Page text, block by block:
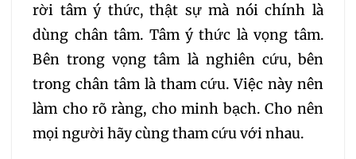
rời tâm ý thức, thật sự mà nói chính là
dùng chân tâm. Tâm ý thức là vọng tâm.
Bên trong vọng tâm là nghiên cứu, bên
trong chân tâm là tham cứu. Việc này nên
làm cho rõ ràng, cho minh bạch. Cho nên
mọi người hãy cùng tham cứu với nhau.